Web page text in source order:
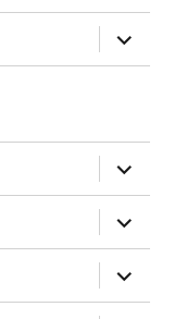
ouvrir
le
sous-
ouvrir
le
sous-
menu
ouvrir
le
sous-
menu
ouvrir
le
sous-